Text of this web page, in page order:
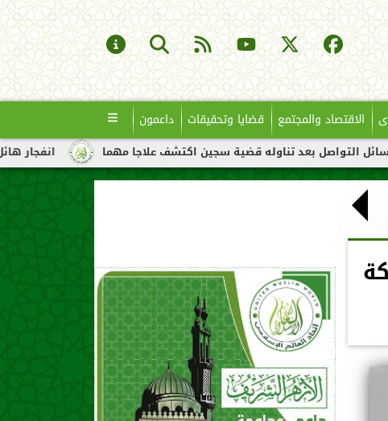
الاقتصاد والمجتمع قضايا وتحقيقات داعمون
انفجار هائل لناقلة نفط تناوله قضية سجين اكتشف علاجا مهما
تدرج 50 شركة